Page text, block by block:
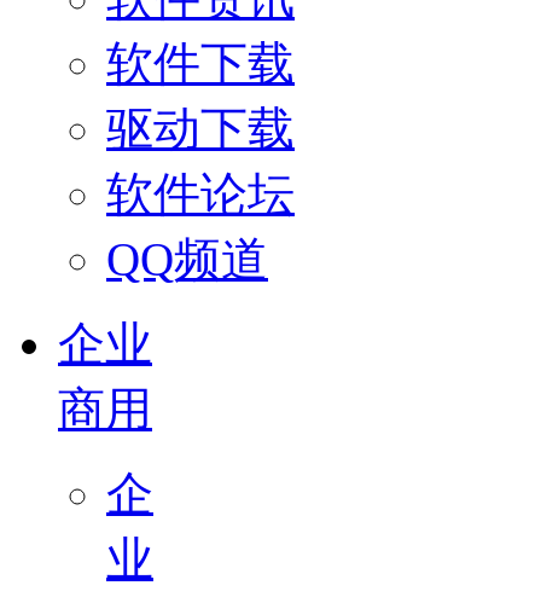
软件下载
驱动下载
软件论坛
QQ频道
企业
商用
企
业